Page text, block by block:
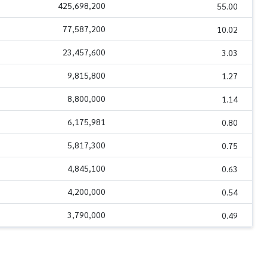
425,698,200 55.00
77,587,200 10.02
23,457,600 3.03
9,815,800 1.27
8,800,000 1.14
6,175,981 0.80
5,817,300 0.75
4,845,100 0.63
4,200,000 0.54
3,790,000 0.49